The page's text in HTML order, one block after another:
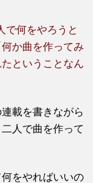
で何をやろうと
か曲を作ってみ
ということなん
載を書きながら
人で曲を作って
をやればいいの